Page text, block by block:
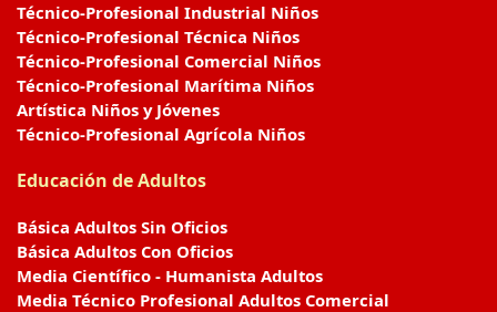
Técnico-Profesional Industrial Niños
Técnico-Profesional Técnica Niños
Técnico-Profesional Comercial Niños
Técnico-Profesional Marítima Niños
Artística Niños y Jóvenes
Técnico-Profesional Agrícola Niños
Educación de Adultos
Básica Adultos Sin Oficios
Básica Adultos Con Oficios
Media Científico - Humanista Adultos
Media Técnico Profesional Adultos Comercial